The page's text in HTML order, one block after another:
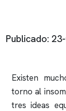
Publicado:
Existen
torno al
tres ideas